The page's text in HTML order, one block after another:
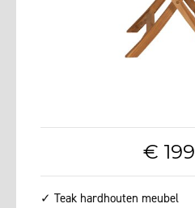
€ 199
✓ Teak hardhouten meubel